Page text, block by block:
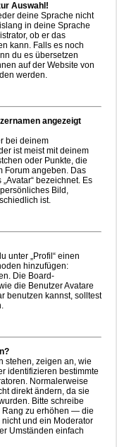
Auswahl!
deine Sprache nicht
in deine Sprache
ob er das
kann. Falls es noch
du es übersetzen
auf der Website von
werden.
angezeigt
bei deinem
ist meist mit deinem
oder Punkte, die
Forum angeben. Das
bezeichnet. Es
Bild,
ist.
unter „Profil“ einen
hinzufügen:
Die Board-
die Benutzer Avatare
benutzen kannst, solltest
stehen, zeigen an, wie
identifizieren bestimmte
Normalerweise
direkt ändern, da sie
Bitte schreibe
Rang zu erhöhen — die
und ein Moderator
Umständen einfach